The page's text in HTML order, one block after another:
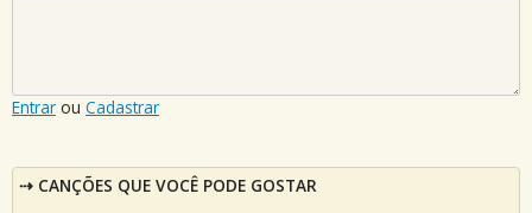
Entrar ou Cadastrar
CANÇÕES QUE VOCÊ PODE GOSTAR